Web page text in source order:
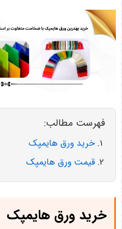
فهرست مطالب:
خرید ورق هایمپک
قیمت ورق هایمپک
خرید ورق هایمپک